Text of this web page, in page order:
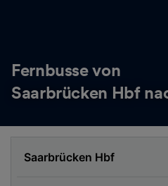
Fernbusse von
Saarbrücken Hbf